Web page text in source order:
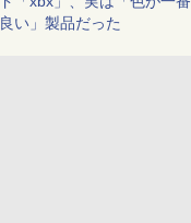
良い」製品だった